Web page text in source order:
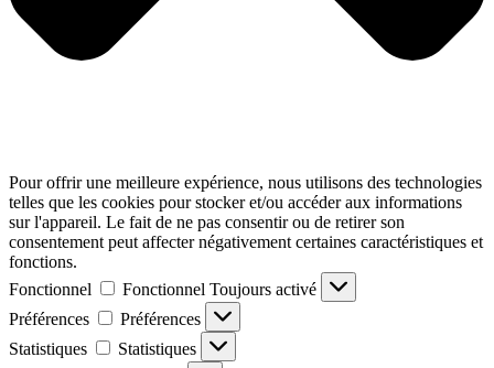
Pour offrir une meilleure expérience, nous utilisons des technologies
telles que les cookies pour stocker et/ou accéder aux informations
sur l'appareil. Le fait de ne pas consentir ou de retirer son
consentement peut affecter négativement certaines caractéristiques et
fonctions.
Fonctionnel
Fonctionnel Toujours activé
Préférences
Préférences
Statistiques
Statistiques